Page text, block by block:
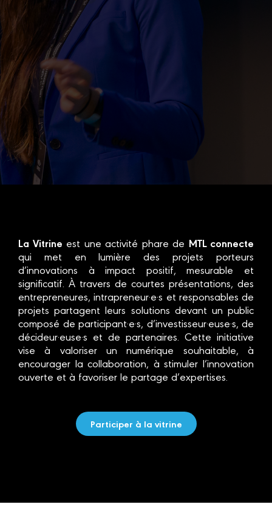
La Vitrine est une activité phare de MTL connecte
qui met en lumière des projets porteurs
d’innovations à impact positif, mesurable et
significatif. À travers de courtes présentations, des
entrepreneures, intrapreneur·e·s et responsables de
projets partagent leurs solutions devant un public
composé de participant·e·s, d’investisseur·euse·s, de
décideur·euse·s et de partenaires. Cette initiative
vise à valoriser un numérique souhaitable, à
encourager la collaboration, à stimuler l’innovation
ouverte et à favoriser le partage d’expertises.
Participer à la vitrine